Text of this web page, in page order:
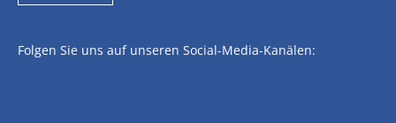
Folgen Sie uns auf unseren Social-Media-Kanälen: